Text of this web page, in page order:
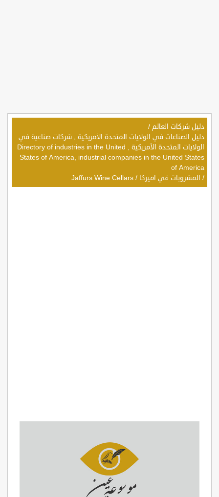
دليل شركات العالم /
دليل الصناعات في الولايات المتحدة الأمريكية , شركات صناعية في
الولايات المتحدة الأمريكية , Directory of industries in the United
States of America, industrial companies in the United States
of America
/ المشروبات في اميركا /
Jaffurs Wine Cellars